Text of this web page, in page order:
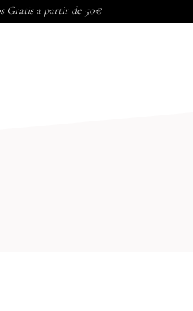
Gratis a partir de 50€